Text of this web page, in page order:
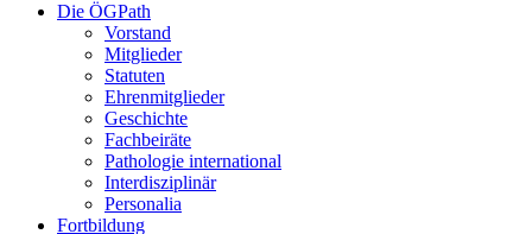
Die ÖGPath
Vorstand
Mitglieder
Statuten
Ehrenmitglieder
Geschichte
Fachbeiräte
Pathologie international
Interdisziplinär
Personalia
Fortbildung